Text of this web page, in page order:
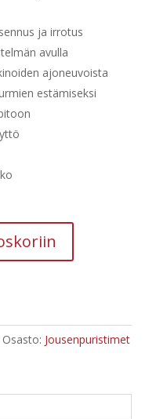
ja irrotus
avulla
ajoneuvoista
estämiseksi
Osasto: Jousenpuristimet